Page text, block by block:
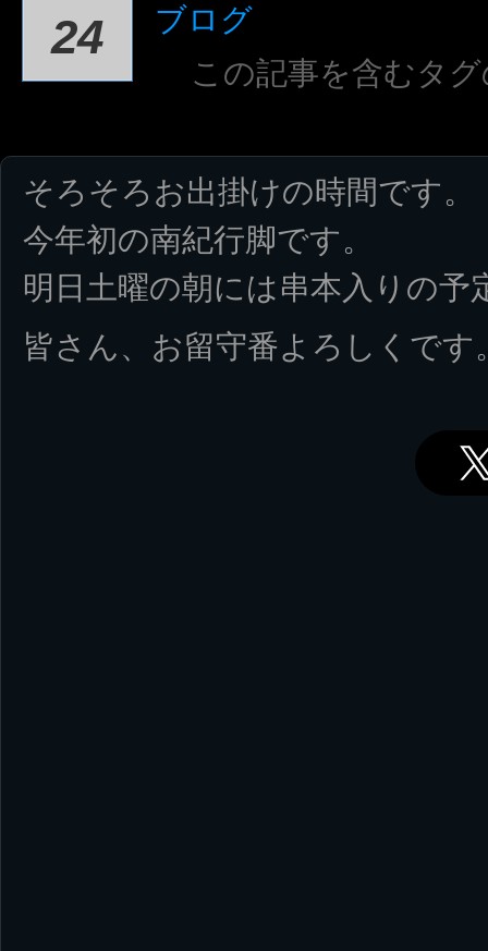
24
ブログ
この記事を含むタ
そろそろお出掛けの時間です。
今年初の南紀行脚です。
明日土曜の朝には串本入りの予
皆さん、お留守番よろしくです